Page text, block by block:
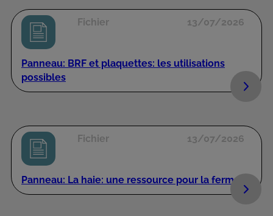
Fichier 13/07/2026
Panneau: BRF et plaquettes: les utilisations
possibles
Fichier 13/07/2026
Panneau: La haie: une ressource pour la ferme